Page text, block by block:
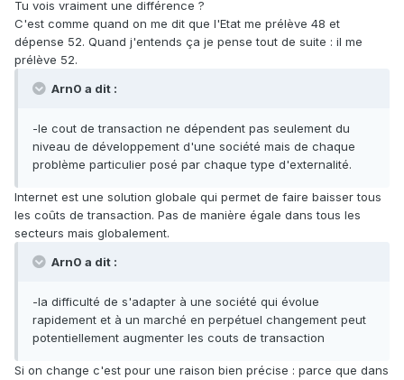
Tu vois vraiment une différence ?
C'est comme quand on me dit que l'Etat me prélève 48 et
dépense 52. Quand j'entends ça je pense tout de suite : il me
prélève 52.
Arn0 a dit :
-le cout de transaction ne dépendent pas seulement du
niveau de développement d'une société mais de chaque
problème particulier posé par chaque type d'externalité.
Internet est une solution globale qui permet de faire baisser tous
les coûts de transaction. Pas de manière égale dans tous les
secteurs mais globalement.
Arn0 a dit :
-la difficulté de s'adapter à une société qui évolue
rapidement et à un marché en perpétuel changement peut
potentiellement augmenter les couts de transaction
Si on change c'est pour une raison bien précise : parce que dans